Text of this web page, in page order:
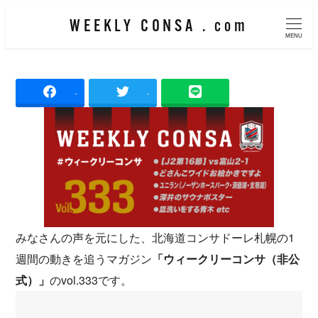
コ
ン
WEEKLY CONSA . com
MENU
- -
みなさんの声を元にした、北海道コンサドーレ札幌の1
週間の動きを追うマガジン 「ウィークリーコンサ（非公
式）」のvol.333です。